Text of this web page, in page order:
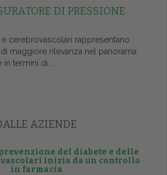
DI PRESSIONE
e cerebrovascolari rappresentano
maggiore rilevanza nel panorama
termini di...
AZIENDE
del diabete e delle
inizia da un controllo
in farmacia